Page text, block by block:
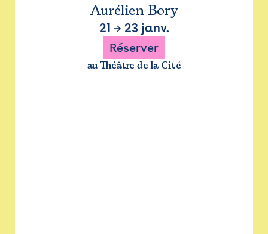
Aurélien Bory
21 → 23 janv.
Réserver
au Théâtre de la Cité